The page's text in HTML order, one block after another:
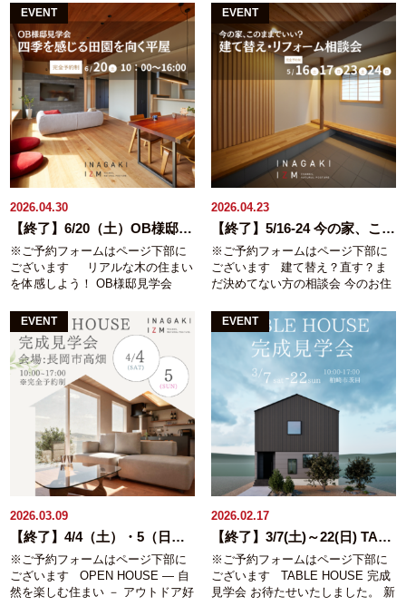
ご予約いただいた方へ詳細住所を
ご案内いたします。 ※画像はパー
スです a a
※ワークショップはアンケートに
ご協力いただいた方 URL：
https://www.ienoma.jp/ ― 特典 ―
ienoma2026秋限定４大キャンペー
ン ① キッチン入れ替え工事 ご成
約特典通常の水栓から
タッチレス
水栓へグレードアップ（オプショ
ンプレゼント） ② ユニットバス入
れ替え工事 ご成約特典通常の換気
扇から
浴室暖房換気乾燥機へグレ
ードアップ（オプションプレゼン
ト） ③ 引越しを伴うリフォーム工
事 ご成約特典
い（1回） 仮住まいの家賃 全額保
証 ④ 事前来場予約特典ギフトカー
ド 2,000円分 プレゼント 【ご注意
事項】 ※ ①・②の特典はいずれか
一つのみ適用となります。※ ③の
まい」への移動のみ対象です。※
仮住まいは弊社指定の物件となり
ます。※ 仮住まい期間中の水道光
熱費はお客様ご負担となります。
※ ④の特典は ホームページからの
事前相談会予約が対象です。
capital crisis」予告編を見たから
（笑） 予告編でこの感情移入っぷ
りだと映画館では声を上げて嗚咽
してしまうのではないかと心配し
ている 稲垣建築事務所、稲垣で
す。 この映画の題材は首都直下
地震。大地震に襲われた東京で 東
京MERを中心として全国に広がっ
たMERの活躍を描くものですが、
映画とは関係なしに、最近やたら
と地震多くないですか？しかも大
き目の。 何度か触れていますが、
ここ新潟県（特に長岡市）は陸上
断層としては強烈な断層がありま
す。 その名も「長岡平野西縁断層
（帯）」。 この断層の存在をご存
知の方、地元にもほとんどいらっ
しゃいません。 もっと言えば、
度 地震発生確率： ３０年以
内に、３％以上 国は2025年１
月に発生確率がやや高いAランクか
ら「高い」Sランクに変えていま
す 県内で7920人が亡くな
り、１７万1000棟が全壊すると予
想されています。 7920人が亡
くなるという予想も衝撃的ですが
長岡市で1700人、燕市が1300
人、新潟市西蒲区が800人。
全体の半数近くをこの３市区が占
めています。 この驚愕の被害想
定、ボクが勝手に言っているわけ
ではなく、全て新潟県が公式に発
表しているものです。 公式に発表
されているにもかかわらずご存じ
の方が圧倒的に少ない事が問題だ
と思うのです。 （因みに中越地震
安…」 そんな声にお応えする相談
会です。 建築費が上がっている
今、 住まいづくりの「正解」は人
それぞれ。 新築・リフォーム・中
古購入だけでなく 何も決まってな
くてもOK。 一級建築士強面社長
が今の状況に合わせたご相談を承
ります！ － こんな方におすすめ
－ ・家やリフォームの価格が上が
っていて不安 ・新築・リフォー
ム・建て替え・中古購入…何から
考えればいいかわからない ・今す
ぐではないけれど、将来のために
情報だけでも知っておきたい －
ご予約特典 － 相談会事前予約でガ
ラポン参加 木製ギターづくり※お
子様限定 7/11（土）限定｜体験
イベントも同時開催！ 7/11（土）
しめる体験コーナーをご用意して
います。 防災体験コーナー ■防災
トイレづくり（先着６組） ■防災
ポーチづくり ■牛乳パックホイッ
スルづくり 木育体験コーナー ■か
んなくずプール ■端材工作 ― 詳
細 － 日程：7/11（土）～26（日）
※平日も毎日開催！ ※体験イベン
トは7/11（土）のみ開催です。 時
間：10:00～16:00 ※完全予約制・
個別相談※無理な営業はいたしま
せん※聞くだけ・相談だけ歓迎
EVENT
2026.04.30
【終了】6/20（土）OB様邸見学会開催
※ご予約フォームはページ下部に
ございます リアルな木の住まい
を体感しよう！ OB様邸見学会
スがありません。 お客様に
INAGAKIの住まいを見ていただけ
る機会をなんとか作れないかと考
え 今回はお客様のご厚意により 実
際に暮らしているお住まいを見学
できるOB様邸邸見学会を行いま
す。 写真だけでは伝わらない住み
心地や使い勝手、木の心地よさを
暮らしの中で体感いただける貴重
な機会です。 当日は家づくりのき
っかけや暮らしてみての感想など
お施主様のリアルな声も聞いてい
ただけます。 是非お越しくださ
い！ ※下記施工直後の写真
－見学会はこんな方におすすめ
― ・平屋を検討している方 ・建売
やモデルハウス購入を検討してい
る方 ・無垢の木を使ったデザイン
EVENT
2026.04.23
【終了】5/16-24 今の家、このままでいい？－ 建て替え・リフォーム相談会 －
※ご予約フォームはページ下部に
ございます 建て替え？直す？ま
だ決めてない方の相談会 今のお住
て替えるか、部分的に直すのか…
「気になっているけれど、どうし
ていいかわからない」 そんな方の
ための相談会です。 今の住まいの
お悩みや暮らし方、将来のことを
お聞きしながら 建て替え・リフォ
ームそれぞれの選択肢を 一緒に整
理していく時間にしています。
－ こんな方におすすめ － ・家が
古くなってきて、この先が気にな
っている ・リフォームと建て替
え、どちらがいいかわからない ・
実家のことを相談したい － ご予
約特典 － 相談会ご参加でガラポン
参加 － ご成約特典 － 相談会を
きっかけに工事をお任せいただい
た場合 下記のサポートをご用意し
ております。 ・引越しのお手伝い
EVENT
2026.03.09
【終了】4/4（土）・5（日）完成見学会開催
※ご予約フォームはページ下部に
ございます OPEN HOUSE ― 自
然を楽しむ住まい － アウトドア好
EVENT
2026.02.17
【終了】3/7(土)～22(日) TABLE HOUSE 完成見学会
※ご予約フォームはページ下部に
ございます TABLE HOUSE 完成
見学会 お待たせいたしました。 新